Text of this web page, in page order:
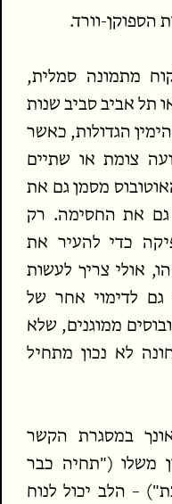
הספוקן-וורד.
מתמונה סמלית,
תל אביב סביב שנות
הגדולות, כאשר
צומת או שתיים
מסמן גם את
גם את החסימה. רק
כדי להעיר את
אולי צריך לעשות
גם לדימוי אחר של
ממוגנים, שלא
לא נכון מתחיל
במסגרת הקשר
משלו ("תחיה כבר
– הלב יכול לנוח